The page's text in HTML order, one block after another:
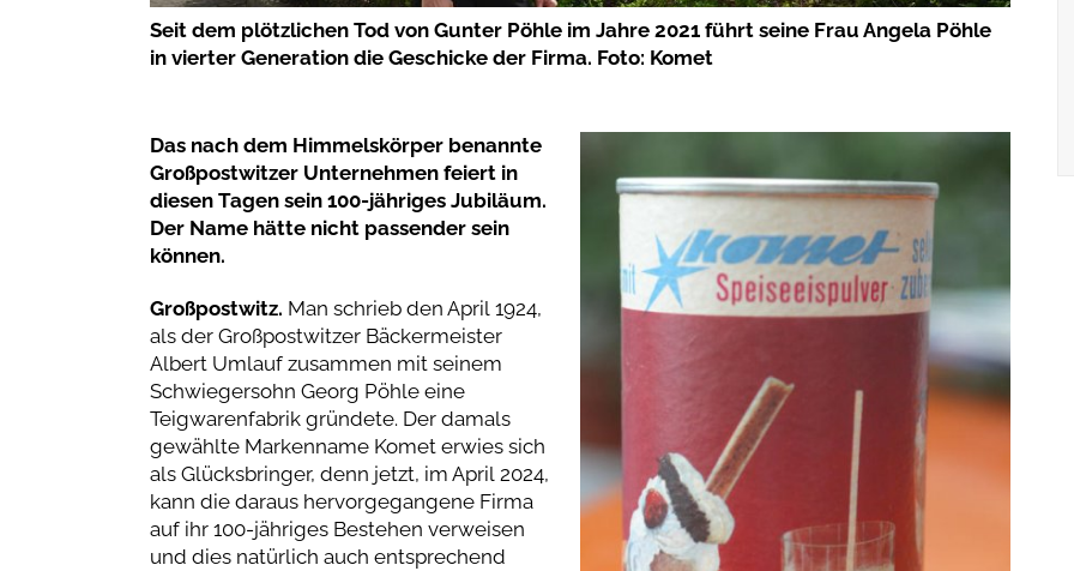
Seit dem plötzlichen Tod von Gunter Pöhle im Jahre 2021 führt seine Frau Angela Pöhle
in vierter Generation die Geschicke der Firma. Foto: Komet
Das nach dem Himmelskörper benannte
Großpostwitzer Unternehmen feiert in
diesen Tagen sein 100-jähriges Jubiläum.
Der Name hätte nicht passender sein
können.
Großpostwitz. Man schrieb den April 1924,
als der Großpostwitzer Bäckermeister
Albert Umlauf zusammen mit seinem
Schwiegersohn Georg Pöhle eine
Teigwarenfabrik gründete. Der damals
gewählte Markenname Komet erwies sich
als Glücksbringer, denn jetzt, im April 2024,
kann die daraus hervorgegangene Firma
auf ihr 100-jähriges Bestehen verweisen
und dies natürlich auch entsprechend